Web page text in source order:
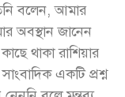
বলেন, আমার
অবস্থান জানেন
থাকা রাশিয়ার
একটি প্রশ্ন